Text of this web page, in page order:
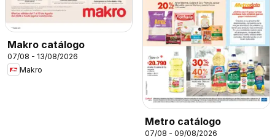
Makro catálogo
07/08 - 13/08/2026
Makro
Metro catálogo
07/08 - 09/08/2026